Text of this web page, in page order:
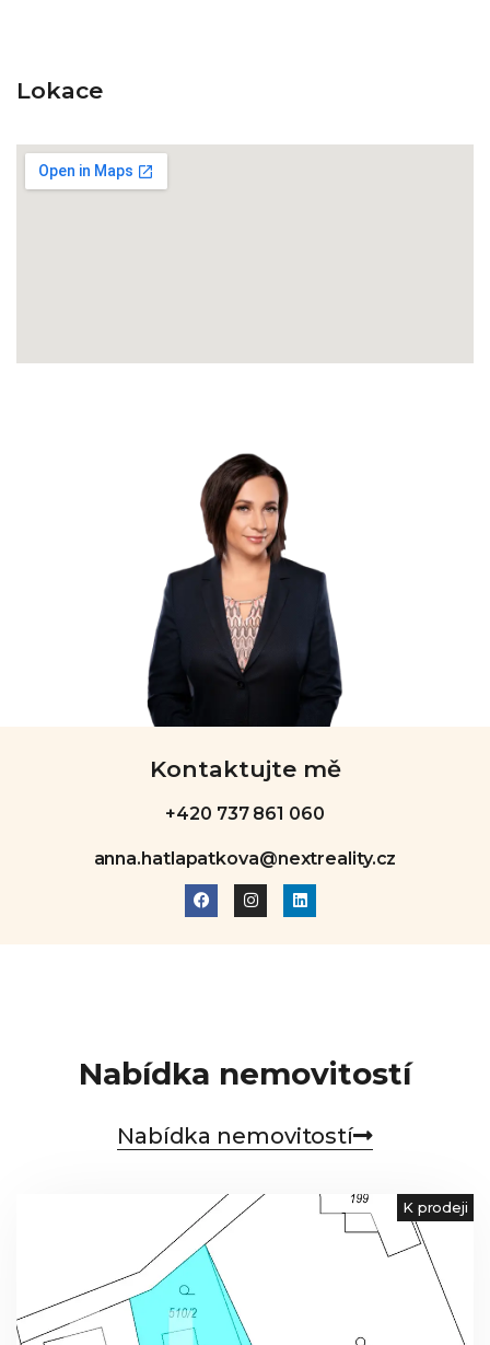
Lokace
Kontaktujte mě
+420 737 861 060
anna.hatlapatkova@nextreality.cz
Nabídka nemovitostí
Nabídka nemovitostí
K prodeji